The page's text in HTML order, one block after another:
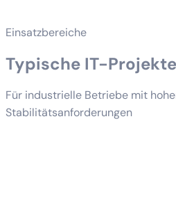
Einsatzbereiche
Typische IT-
Für industrielle Betriebe mit
Stabilitätsanforderungen